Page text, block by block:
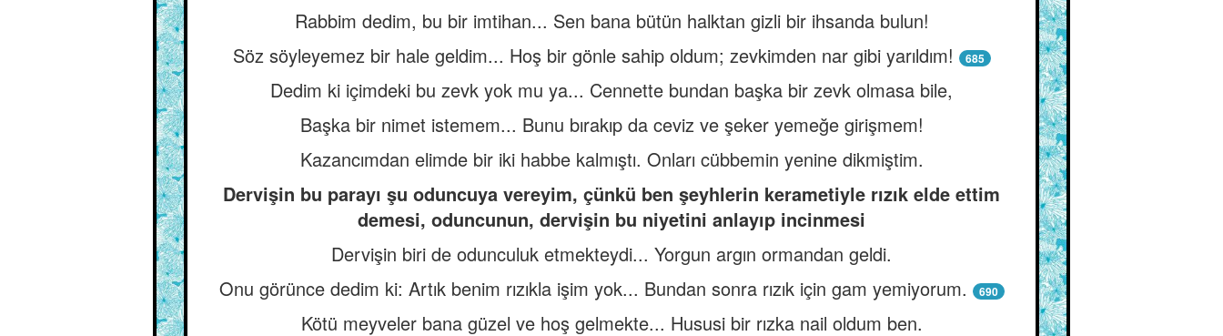
Rabbim dedim, bu bir imtihan... Sen bana bütün halktan gizli bir ihsanda bulun!
Söz söyleyemez bir hale geldim... Hoş bir gönle sahip oldum; zevkimden nar gibi yarıldım!
685
Dedim ki içimdeki bu zevk yok mu ya... Cennette bundan başka bir zevk olmasa bile,
Başka bir nimet istemem... Bunu bırakıp da ceviz ve şeker yemeğe girişmem!
Kazancımdan elimde bir iki habbe kalmıştı. Onları cübbemin yenine dikmiştim.
Dervişin bu parayı şu oduncuya vereyim, çünkü ben şeyhlerin kerametiyle rızık elde ettim
demesi, oduncunun, dervişin bu niyetini anlayıp incinmesi
Dervişin biri de odunculuk etmekteydi... Yorgun argın ormandan geldi.
Onu görünce dedim ki: Artık benim rızıkla işim yok... Bundan sonra rızık için gam yemiyorum.
690
Kötü meyveler bana güzel ve hoş gelmekte... Hususi bir rızka nail oldum ben.